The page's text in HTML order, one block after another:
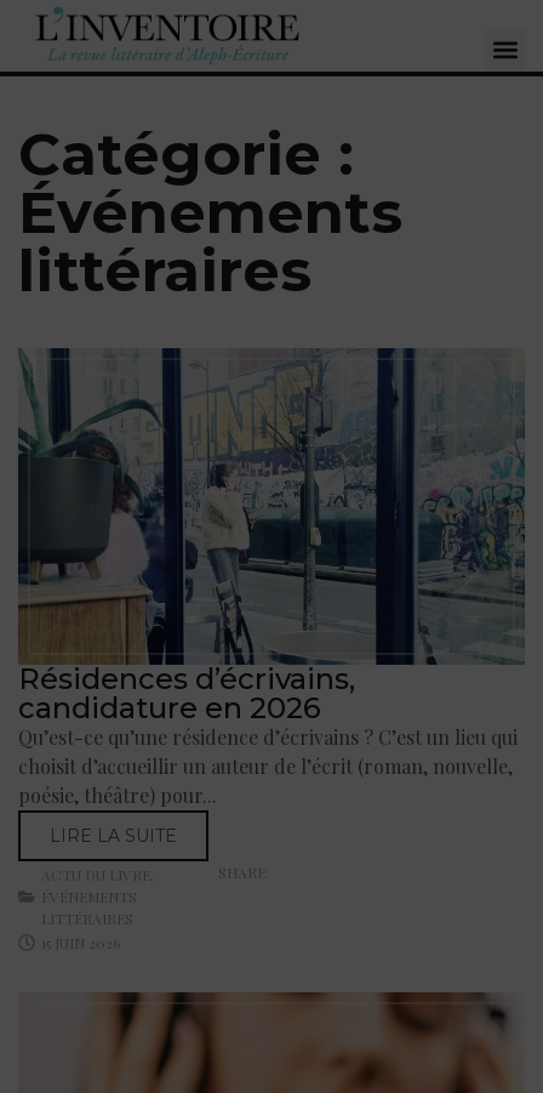
Catégorie :
Événements
littéraires
Résidences d’écrivains,
candidature en 2026
Qu’est-ce qu’une résidence d’écrivains ? C’est un lieu qui
choisit d’accueillir un auteur de l’écrit (roman, nouvelle,
poésie, théâtre) pour...
LIRE LA SUITE
ACTU DU LIVRE
ÉVÉNEMENTS
LITTÉRAIRES
15 JUIN 2026
SHARE: